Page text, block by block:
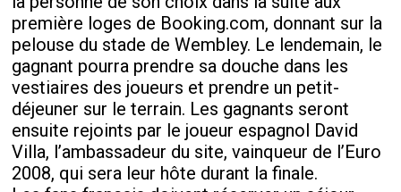
première loges de Booking.com, donnant sur la
pelouse du stade de Wembley. Le lendemain, le
gagnant pourra prendre sa douche dans les
vestiaires des joueurs et prendre un petit-
déjeuner sur le terrain. Les gagnants seront
ensuite rejoints par le joueur espagnol David
Villa, l’ambassadeur du site, vainqueur de l’Euro
2008, qui sera leur hôte durant la finale.